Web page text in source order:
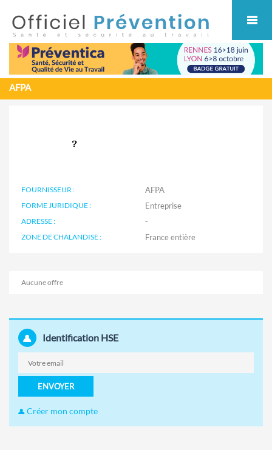
AFPA
FOURNISSEUR : AFPA
FORME JURIDIQUE : Entreprise
ADRESSE : -
ZONE DE CHALANDISE :
Aucune offre
Identification HSE
ENVOYER
Créer mon compte